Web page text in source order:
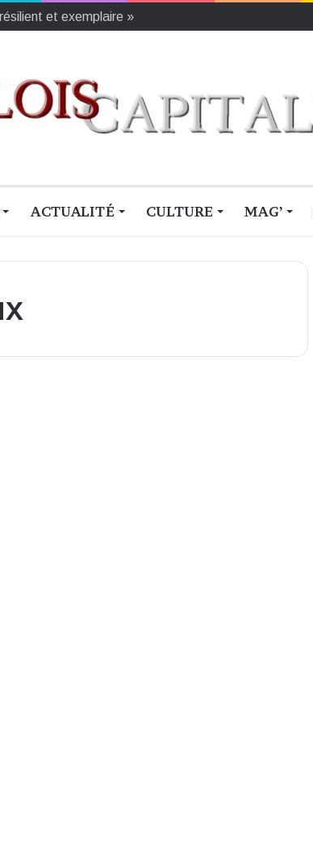
ACTUALITÉ CULTURE MAG’